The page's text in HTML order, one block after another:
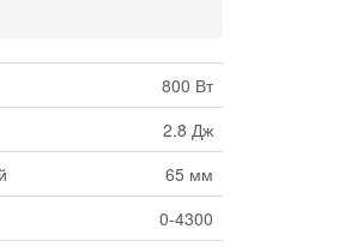
800 Вт
2.8 Дж
65 мм
0-4300